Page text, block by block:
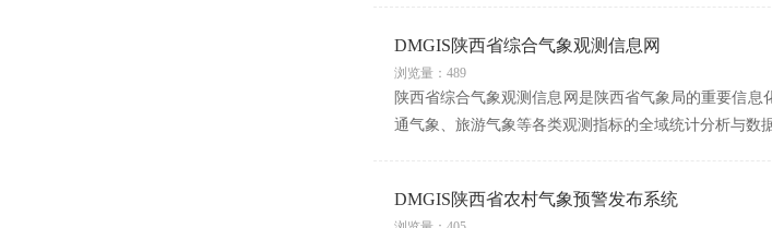
DMGIS陕西省综合气象观测信息网
浏览量：489
陕西省综合气象观测信息网是陕西省气象局的重要信
通气象、旅游气象等各类观测指标的全域统计分析与
DMGIS陕西省农村气象预警发布系统